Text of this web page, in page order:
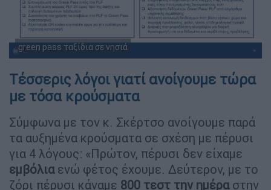
green pass ταξίδια σε νησιά
Τέσσερις λόγοι γιατί ανοίγουμε τώρα
με τόσα κρούσματα
Σύμφωνα με τον κ. Σκέρτσο ανοίγουμε παρά
τα αυξημένα κρούσματα σε σχέση με πέρυσι
για 4 λόγους: «Πρώτον, πέρυσι δεν είχαμε
εμβόλια ενώ φέτος έχουμε. Δεύτερον, με το
ζόρι πέρυσι κάναμε 800 τεστ την ημέρα στην